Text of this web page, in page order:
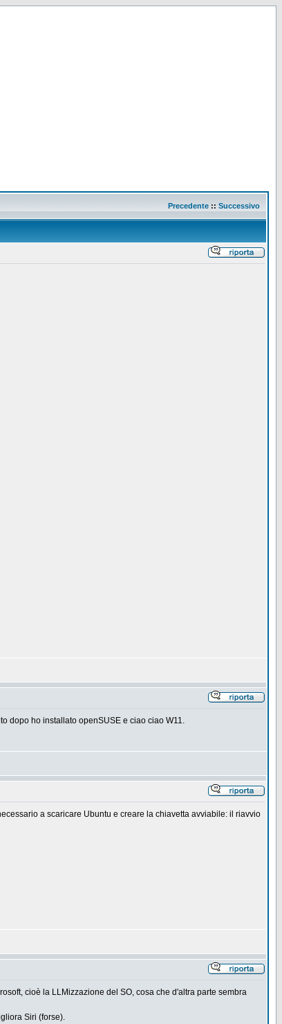
Precedente :: Successivo
dopo ho installato openSUSE e ciao ciao W11.
a scaricare Ubuntu e creare la chiavetta avviabile: il riavvio
cioè la LLMizzazione del SO, cosa che d'altra parte sembra
Siri (forse).